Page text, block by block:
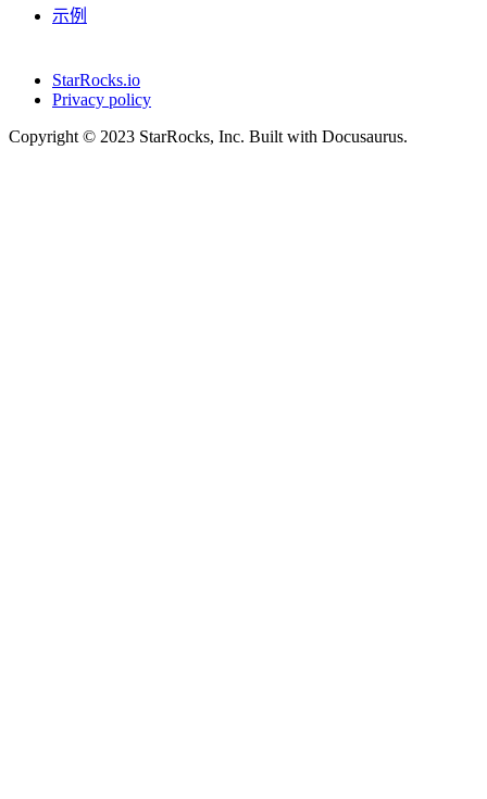
示例
StarRocks.io
Privacy policy
Copyright © 2023 StarRocks, Inc. Built with Docusaurus.